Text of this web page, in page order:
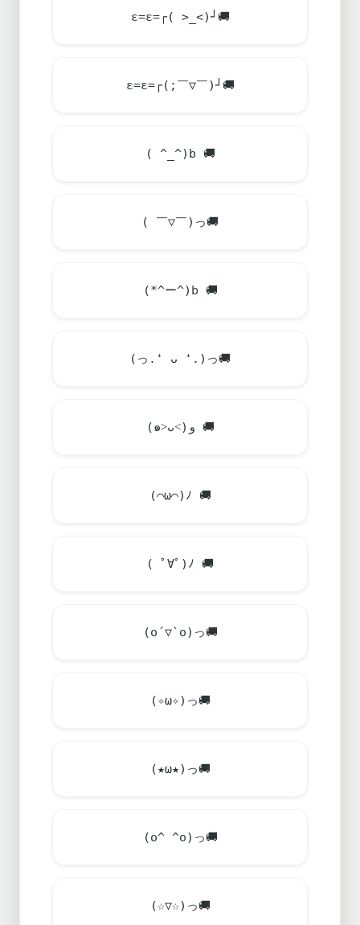
ε=ε=┌( >_<)┘ 🚚
ε=ε=┌(;￣▽￣)┘ 🚚
( ^_^)b 🚚
( ￣▽￣)っ🚚
(*^ー^)b 🚚
(っ.❛ ᴗ ❛.)っ🚚
🚚
(⌒ω⌒)ﾉ 🚚
( ﾟ∀ﾟ)ﾉ 🚚
(o´▽`o)っ🚚
(✧ω✧)っ🚚
(★ω★)っ🚚
(o^ ^o)っ🚚
(☆▽☆)っ🚚